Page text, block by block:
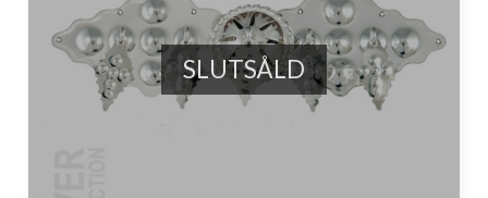
SLUTSÅLD